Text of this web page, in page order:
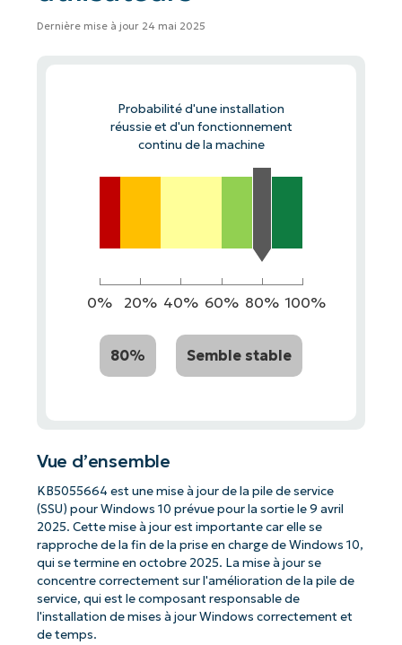
Dernière mise à jour 24 mai 2025
Probabilité d'une installation
réussie et d'un fonctionnement
continu de la machine
0% 20% 40% 60% 80% 100%
80% Semble stable
Vue d’ensemble
KB5055664 est une mise à jour de la pile de service
(SSU) pour Windows 10 prévue pour la sortie le 9 avril
2025. Cette mise à jour est importante car elle se
rapproche de la fin de la prise en charge de Windows 10,
qui se termine en octobre 2025. La mise à jour se
concentre correctement sur l'amélioration de la pile de
service, qui est le composant responsable de
l'installation de mises à jour Windows correctement et
de temps.